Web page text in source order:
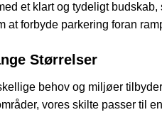
et klart og tydeligt
at forbyde parkering foran
Størrelser
behov og miljøer
vores skilte passer til